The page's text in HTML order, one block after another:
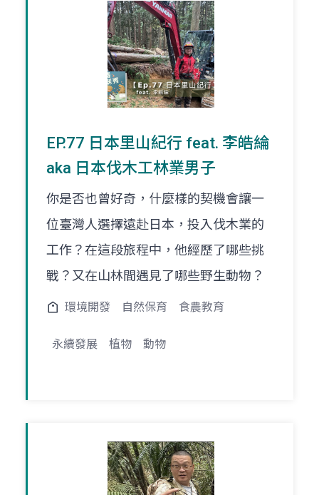
EP.77 日本里山紀行 feat. 李皓綸
aka 日本伐木工林業男子
你是否也曾好奇，什麼樣的契機會讓一
位臺灣人選擇遠赴日本，投入伐木業的
工作？在這段旅程中，他經歷了哪些挑
戰？又在山林間遇見了哪些野生動物？
環境開發 自然保育 食農教育
永續發展 植物 動物